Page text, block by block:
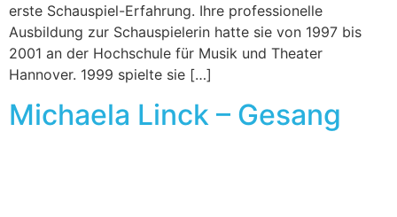
erste Schauspiel-Erfahrung. Ihre professionelle
Ausbildung zur Schauspielerin hatte sie von 1997 bis
2001 an der Hochschule für Musik und Theater
Hannover. 1999 spielte sie […]
Michaela Linck – Gesang